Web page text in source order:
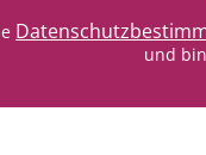
und